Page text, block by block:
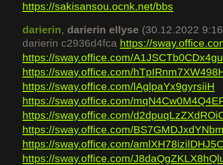
https://sakisansou.ocnk.net/bbs
darierin, darierin ellyse (30.12.2022
darierin c2936d4fca https://
https://sway.office.com/
https://sway.office.com/
https://sway.office.com/lAglpaYx9gyrsiiH
https://sway.office.com/
https://sway.office.com/
https://sway.office.com/
https://sway.office.com/
https://sway.office.com/